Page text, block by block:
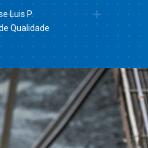
Luis P.
Qualidade